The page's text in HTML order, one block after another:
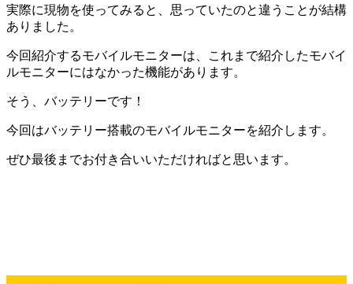
実際に現物を使ってみると、思っていたのと違うことが結構
ありました。
今回紹介するモバイルモニターは、これまで紹介したモバイ
ルモニターにはなかった機能があります。
そう、バッテリーです！
今回はバッテリー搭載のモバイルモニターを紹介します。
ぜひ最後までお付き合いいただければと思います。